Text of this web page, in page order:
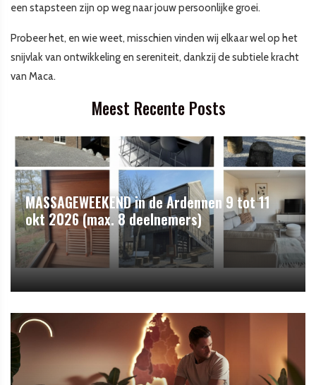
een stapsteen zijn op weg naar jouw persoonlijke groei.
Probeer het, en wie weet, misschien vinden wij elkaar wel op het
snijvlak van ontwikkeling en sereniteit, dankzij de subtiele kracht
van Maca.
Meest Recente Posts
MASSAGEWEEKEND in de Ardennen 9 tot 11
okt 2026 (max. 8 deelnemers)